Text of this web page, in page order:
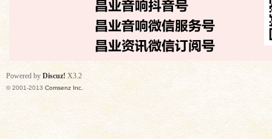
Powered by Discuz! X3.2
© 2001-2013 Comsenz Inc.